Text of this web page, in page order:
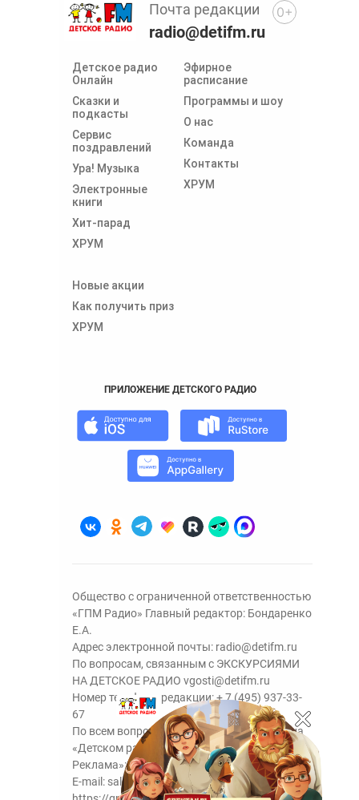
Детское радио
Онлайн
Сказки и
подкасты
Сервис
поздравлений
Ура! Музыка
Электронные
книги
Хит-парад
ХРУМ
Эфирное
расписание
Программы и шоу
О нас
Команда
Контакты
ХРУМ
Новые акции
Как получить приз
ХРУМ
Почта редакции
radio@detifm.ru
ПРИЛОЖЕНИЕ ДЕТСКОГО РАДИО
0+
Общество с ограниченной ответственностью
«ГПМ Радио» Главный редактор: Бондаренко
Е.А.
Адрес электронной почты: radio@detifm.ru
По вопросам, связанным с ЭКСКУРСИЯМИ
НА ДЕТСКОЕ РАДИО vgosti@detifm.ru
Номер телефона редакции:+ 7 (495) 937-33-
67
По всем вопросам размещения рекламы на
«Детском радио» - сейлз-хаус «ГПМ
Реклама»:+7 (495) 921-40-41
E-mail: sales@gazprom-media.ru